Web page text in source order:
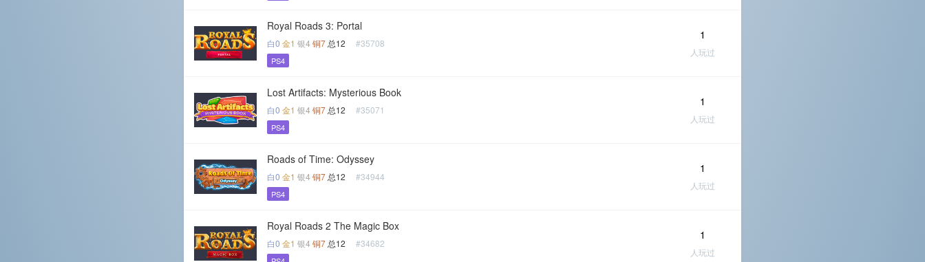
Royal Roads 3: Portal
白0 金1 银4 铜7 总12 #35708
PS4
1
人玩过
Lost Artifacts: Mysterious Book
白0 金1 银4 铜7 总12 #35071
PS4
1
人玩过
Roads of Time: Odyssey
白0 金1 银4 铜7 总12 #34944
PS4
1
人玩过
Royal Roads 2 The Magic Box
白0 金1 银4 铜7 总12 #34682
1
人玩过